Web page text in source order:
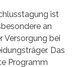
ist
an
Versorgung bei
Das
Programm